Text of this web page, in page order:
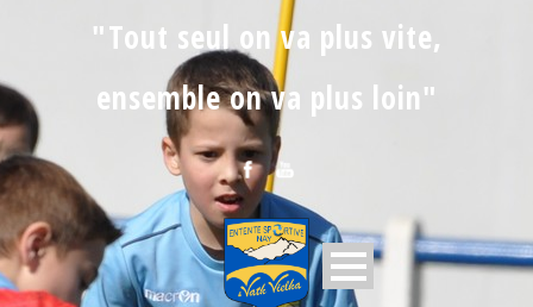
"Tout seul on va plus vite,
ensemble on va plus loin"